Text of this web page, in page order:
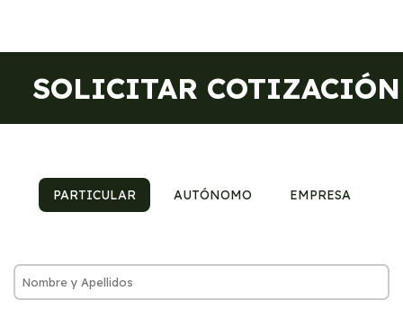
SOLICITAR COTIZACIÓN
PARTICULAR AUTÓNOMO EMPRESA